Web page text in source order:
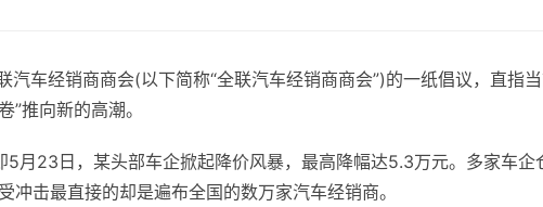
汽车经销商商会(以下简称“全联汽车经销商商会”)的一纸倡议，直指
”推向新的高潮。
5月23日，某头部车企掀起降价风暴，最高降幅达5.3万元。多家车企
冲击最直接的却是遍布全国的数万家汽车经销商。